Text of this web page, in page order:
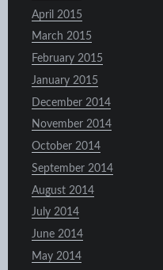
April 2015
March 2015
February 2015
January 2015
December 2014
November 2014
October 2014
September 2014
August 2014
July 2014
June 2014
May 2014